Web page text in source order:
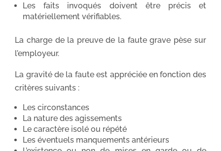
Les faits invoqués doivent être précis et
matériellement vérifiables.
La charge de la preuve de la faute grave pèse sur
l’employeur.
La gravité de la faute est appréciée en fonction des
critères suivants :
Les circonstances
La nature des agissements
Le caractère isolé ou répété
Les éventuels manquements antérieurs